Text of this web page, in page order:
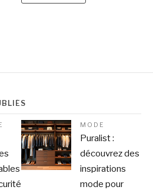
MODE
Puralist :
découvrez des
inspirations
mode pour